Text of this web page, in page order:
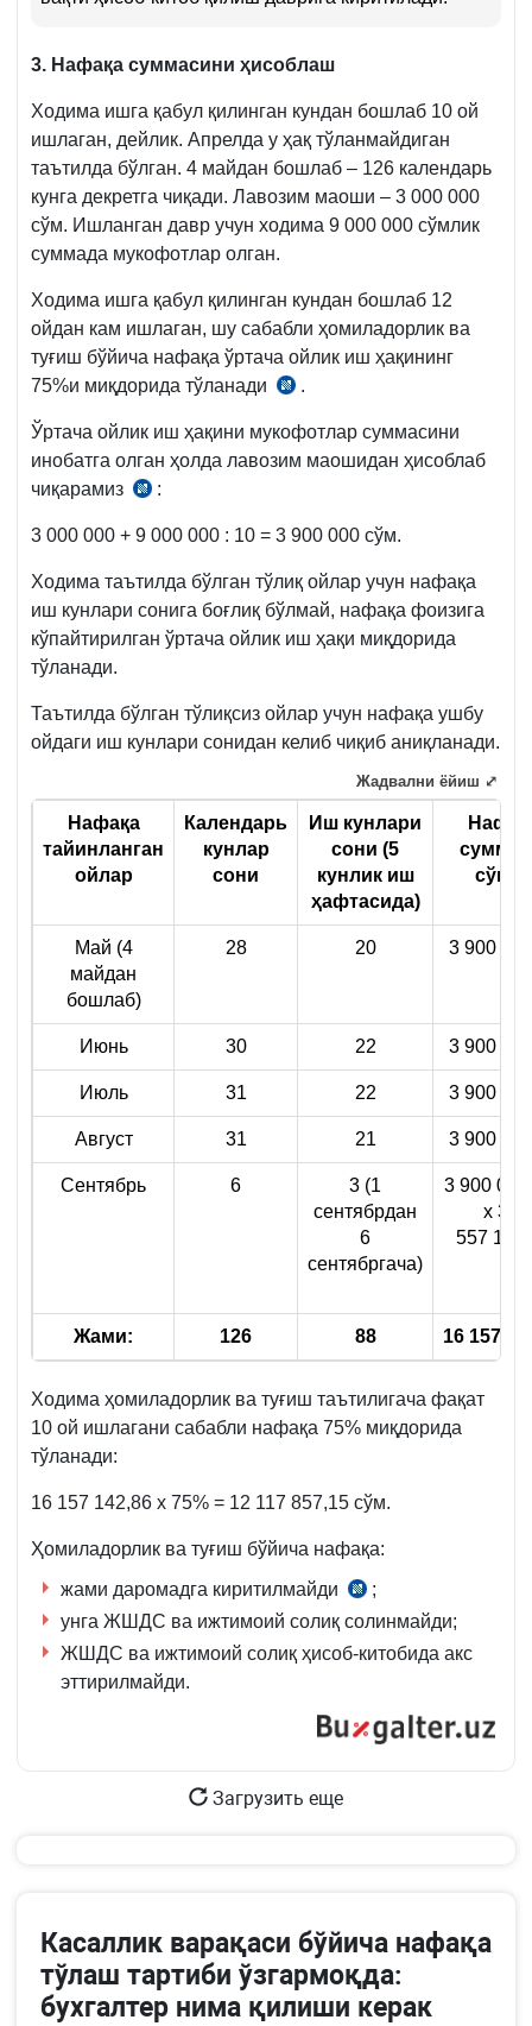
3. Нафақа суммасини ҳисоблаш
Ходима ишга қабул қилинган кундан бошлаб 10 ой
ишлаган, дейлик. Апрелда у ҳақ тўланмайдиган
таътилда бўлган. 4 майдан бошлаб – 126 календарь
кунга декретга чиқади. Лавозим маоши – 3 000 000
сўм. Ишланган давр учун ходима 9 000 000 сўмлик
суммада мукофотлар олган.
Ходима ишга қабул қилинган кундан бошлаб 12
ойдан кам ишлаган, шу сабабли ҳомиладорлик ва
туғиш бўйича нафақа ўртача ойлик иш ҳақининг
75%и миқдорида тўланади
27.12.2016
ПҚ-2699-
б.
.
Ўртача ойлик иш ҳақини мукофотлар суммасини
инобатга олган ҳолда лавозим маошидан ҳисоблаб
чиқарамиз
14.05.2002
сон
Низом
58-
:
3 000 000 + 9 000 000 : 10 = 3 900 000 сўм.
Ходима таътилда бўлган тўлиқ ойлар учун нафақа
иш кунлари сонига боғлиқ бўлмай, нафақа фоизига
кўпайтирилган ўртача ойлик иш ҳақи миқдорида
тўланади.
Таътилда бўлган тўлиқсиз ойлар учун нафақа ушбу
ойдаги иш кунлари сонидан келиб чиқиб аниқланади.
Нафақа
тайинланган
ойлар
Календарь
кунлар
сони
Иш кунлари
сони (5
кунлик иш
ҳафтасида)
сўмда
Май (4
майдан
бошлаб)
28 20 3 900
Июнь 30 22 3 900
Июль 31 22 3 900
Август 31 21 3 900
Сентябрь 6
3 (1
сентябрдан
6
сентябргача)
3 900 000
х 3 =
557
Жами: 126 88 16 157
Жадвални ёйиш ⤢
Ходима ҳомиладорлик ва туғиш таътилигача фақат
10 ой ишлагани сабабли нафақа 75% миқдорида
тўланади:
16 157 142,86 х 75% = 12 117 857,15 сўм.
Ҳомиладорлик ва туғиш бўйича нафақа:
жами даромадга киритилмайди
СК
369-
м.
7-
;
унга ЖШДС ва ижтимоий солиқ солинмайди;
ЖШДС ва ижтимоий солиқ ҳисоб-китобида акс
эттирилмайди.
Загрузить еще
Касаллик варақаси бўйича нафақа
тўлаш тартиби ўзгармоқда:
бухгалтер нима қилиши керак